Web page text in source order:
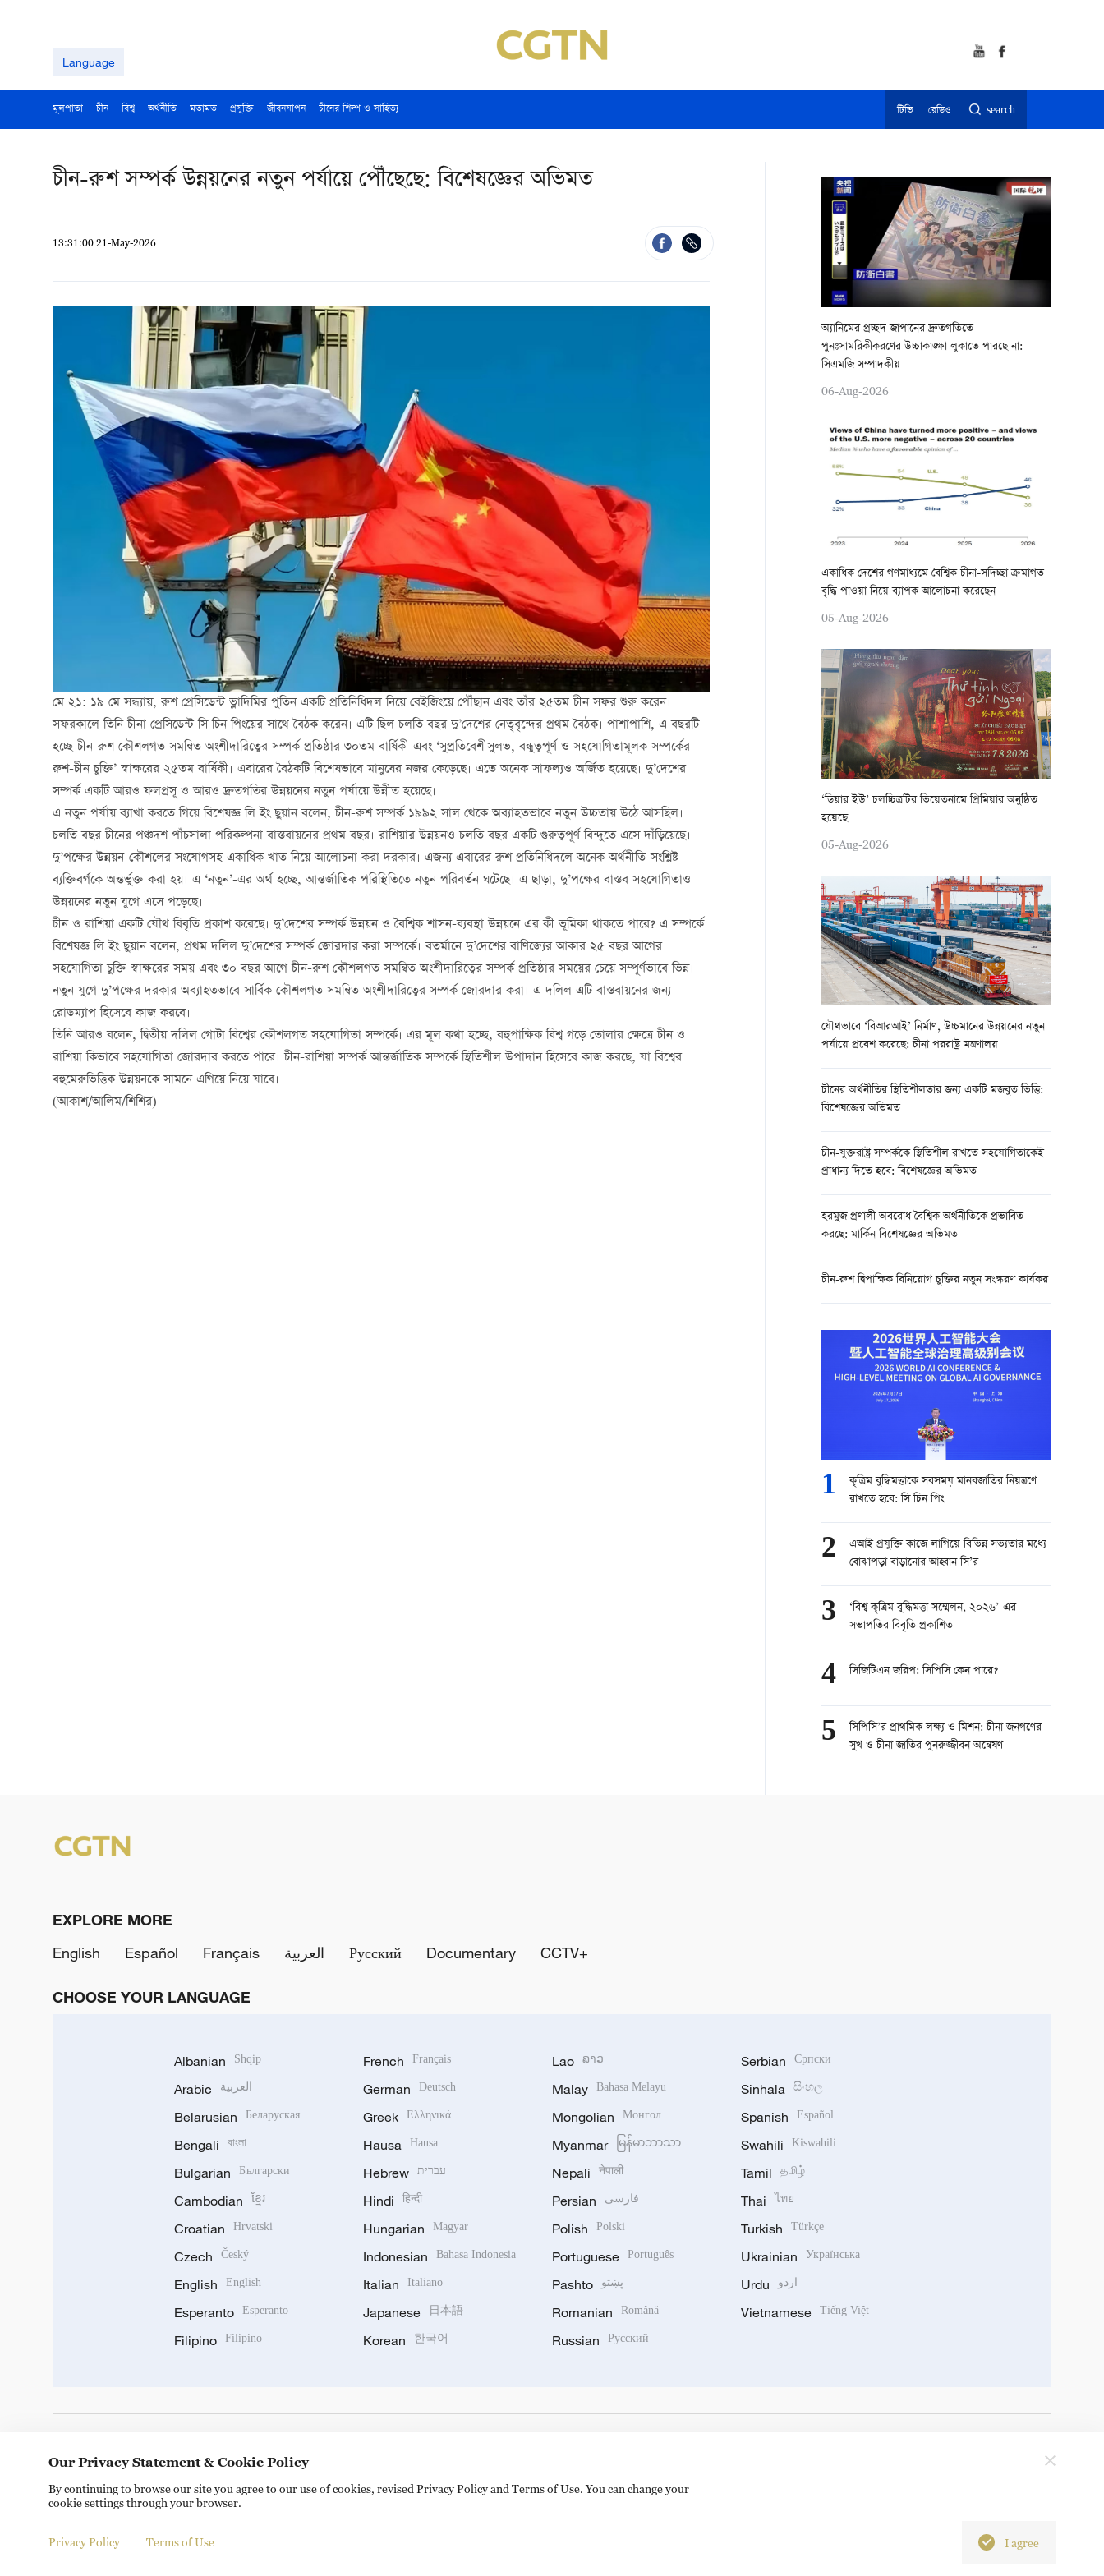
Language
মূলপাতা চীন বিশ্ব অর্থনীতি মতামত প্রযুক্তি জীবনযাপন চীনের শিল্প ও সাহিত্য টিভি রেডিও search
চীন-রুশ সম্পর্ক উন্নয়নের নতুন পর্যায়ে পৌঁছেছে: বিশেষজ্ঞের অভিমত
13:31:00 21-May-2026
মে ২১: ১৯ মে সন্ধ্যায়, রুশ প্রেসিডেন্ট ভ্লাদিমির পুতিন একটি প্রতিনিধিদল নিয়ে বেইজিংয়ে পৌঁছান এবং তাঁর ২৫তম চীন সফর শুরু করেন।
সফরকালে তিনি চীনা প্রেসিডেন্ট সি চিন পিংয়ের সাথে বৈঠক করেন। এটি ছিল চলতি বছর দু’দেশের নেতৃবৃন্দের প্রথম বৈঠক। পাশাপাশি, এ বছরটি
হচ্ছে চীন-রুশ কৌশলগত সমন্বিত অংশীদারিত্বের সম্পর্ক প্রতিষ্ঠার ৩০তম বার্ষিকী এবং ‘সুপ্রতিবেশীসুলভ, বন্ধুত্বপূর্ণ ও সহযোগিতামূলক সম্পর্কের
রুশ-চীন চুক্তি’ স্বাক্ষরের ২৫তম বার্ষিকী। এবারের বৈঠকটি বিশেষভাবে মানুষের নজর কেড়েছে। এতে অনেক সাফল্যও অর্জিত হয়েছে। দু’দেশের
সম্পর্ক একটি আরও ফলপ্রসূ ও আরও দ্রুতগতির উন্নয়নের নতুন পর্যায়ে উন্নীত হয়েছে।
এ নতুন পর্যায় ব্যাখা করতে গিয়ে বিশেষজ্ঞ লি ইং ছুয়ান বলেন, চীন-রুশ সম্পর্ক ১৯৯২ সাল থেকে অব্যাহতভাবে নতুন উচ্চতায় উঠে আসছিল।
চলতি বছর চীনের পঞ্চদশ পাঁচসালা পরিকল্পনা বাস্তবায়নের প্রথম বছর। রাশিয়ার উন্নয়নও চলতি বছর একটি গুরুত্বপূর্ণ বিন্দুতে এসে দাঁড়িয়েছে।
দু’পক্ষের উন্নয়ন-কৌশলের সংযোগসহ একাধিক খাত নিয়ে আলোচনা করা দরকার। এজন্য এবারের রুশ প্রতিনিধিদলে অনেক অর্থনীতি-সংশ্লিষ্ট
ব্যক্তিবর্গকে অন্তর্ভুক্ত করা হয়। এ ‘নতুন’-এর অর্থ হচ্ছে, আন্তর্জাতিক পরিস্থিতিতে নতুন পরিবর্তন ঘটেছে। এ ছাড়া, দু’পক্ষের বাস্তব সহযোগিতাও
উন্নয়নের নতুন যুগে এসে পড়েছে।
চীন ও রাশিয়া একটি যৌথ বিবৃতি প্রকাশ করেছে। দু’দেশের সম্পর্ক উন্নয়ন ও বৈশ্বিক শাসন-ব্যবস্থা উন্নয়নে এর কী ভূমিকা থাকতে পারে? এ সম্পর্কে
বিশেষজ্ঞ লি ইং ছুয়ান বলেন, প্রথম দলিল দু’দেশের সম্পর্ক জোরদার করা সম্পর্কে। বতর্মানে দু’দেশের বাণিজ্যের আকার ২৫ বছর আগের
সহযোগিতা চুক্তি স্বাক্ষরের সময় এবং ৩০ বছর আগে চীন-রুশ কৌশলগত সমন্বিত অংশীদারিত্বের সম্পর্ক প্রতিষ্ঠার সময়ের চেয়ে সম্পূর্ণভাবে ভিন্ন।
নতুন যুগে দু’পক্ষের দরকার অব্যাহতভাবে সার্বিক কৌশলগত সমন্বিত অংশীদারিত্বের সম্পর্ক জোরদার করা। এ দলিল এটি বাস্তবায়নের জন্য
রোডম্যাপ হিসেবে কাজ করবে।
তিনি আরও বলেন, দ্বিতীয় দলিল গোটা বিশ্বের কৌশলগত সহযোগিতা সম্পর্কে। এর মূল কথা হচ্ছে, বহুপাক্ষিক বিশ্ব গড়ে তোলার ক্ষেত্রে চীন ও
রাশিয়া কিভাবে সহযোগিতা জোরদার করতে পারে। চীন-রাশিয়া সম্পর্ক আন্তর্জাতিক সম্পর্কে স্থিতিশীল উপাদান হিসেবে কাজ করছে, যা বিশ্বের
বহুমেরুভিত্তিক উন্নয়নকে সামনে এগিয়ে নিয়ে যাবে।
(আকাশ/আলিম/শিশির)
অ্যানিমের প্রচ্ছদ জাপানের দ্রুতগতিতে
পুনঃসামরিকীকরণের উচ্চাকাঙ্ক্ষা লুকাতে পারছে না:
সিএমজি সম্পাদকীয়
06-Aug-2026
একাধিক দেশের গণমাধ্যমে বৈশ্বিক চীনা-সদিচ্ছা ক্রমাগত
বৃদ্ধি পাওয়া নিয়ে ব্যাপক আলোচনা করেছেন
05-Aug-2026
‘ডিয়ার ইউ’ চলচ্চিত্রটির ভিয়েতনামে প্রিমিয়ার অনুষ্ঠিত
হয়েছে
05-Aug-2026
যৌথভাবে ‘বিআরআই’ নির্মাণ, উচ্চমানের উন্নয়নের নতুন
পর্যায়ে প্রবেশ করেছে: চীনা পররাষ্ট্র মন্ত্রণালয়
চীনের অর্থনীতির স্থিতিশীলতার জন্য একটি মজবুত ভিত্তি:
বিশেষজ্ঞের অভিমত
চীন-যুক্তরাষ্ট্র সম্পর্ককে স্থিতিশীল রাখতে সহযোগিতাকেই
প্রাধান্য দিতে হবে: বিশেষজ্ঞের অভিমত
হরমুজ প্রণালী অবরোধ বৈশ্বিক অর্থনীতিকে প্রভাবিত
করছে: মার্কিন বিশেষজ্ঞের অভিমত
চীন-রুশ দ্বিপাক্ষিক বিনিয়োগ চুক্তির নতুন সংস্করণ কার্যকর
1
কৃত্রিম বুদ্ধিমত্তাকে সবসময় মানবজাতির নিয়ন্ত্রণে
রাখতে হবে: সি চিন পিং
2
এআই প্রযুক্তি কাজে লাগিয়ে বিভিন্ন সভ্যতার মধ্যে
বোঝাপড়া বাড়ানোর আহ্বান সি’র
3
‘বিশ্ব কৃত্রিম বুদ্ধিমত্তা সম্মেলন, ২০২৬’-এর
সভাপতির বিবৃতি প্রকাশিত
4 সিজিটিএন জরিপ: সিপিসি কেন পারে?
5
সিপিসি’র প্রাথমিক লক্ষ্য ও মিশন: চীনা জনগণের
সুখ ও চীনা জাতির পুনরুজ্জীবন অন্বেষণ
EXPLORE MORE
English
Español Français العربية Русский Documentary CCTV+
CHOOSE YOUR LANGUAGE
Albanian Shqip
Arabic العربية
Belarusian Беларуская
Bengali বাংলা
Bulgarian Български
Cambodian ខ្មែរ
Croatian Hrvatski
Czech Český
English English
Esperanto Esperanto
Filipino Filipino
French Français
German Deutsch
Greek Ελληνικά
Hausa Hausa
Hebrew עברית
Hindi हिन्दी
Hungarian Magyar
Indonesian Bahasa Indonesia
Italian Italiano
Japanese 日本語
Korean 한국어
Lao ລາວ
Malay Bahasa Melayu
Mongolian Монгол
Myanmar မြန်မာဘာသာ
Nepali नेपाली
Persian فارسی
Polish Polski
Portuguese Português
Pashto پښتو
Romanian Română
Russian Русский
Serbian Српски
Sinhala සිංහල
Spanish Español
Swahili Kiswahili
Tamil தமிழ்
Thai ไทย
Turkish Türkçe
Ukrainian Українська
Urdu اردو
Vietnamese Tiếng Việt
Copyright © 2024 CGTN. 京ICP备20000184号
Our Privacy Statement & Cookie Policy
By continuing to browse our site you agree to our use of cookies, revised Privacy Policy and Terms of Use. You can change your
cookie settings through your browser.
Privacy Policy Terms of Use I agree